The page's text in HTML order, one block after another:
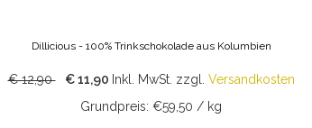
Dillicious - 100% Trinkschokolade aus Kolumbien
€ 12,90 € 11,90 Inkl. MwSt. zzgl. Versandkosten
Grundpreis: €59,50 / kg